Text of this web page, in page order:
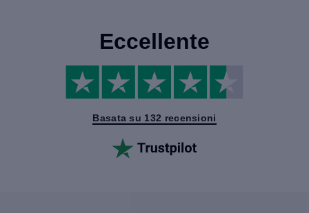
Eccellente
Basata su 132 recensioni